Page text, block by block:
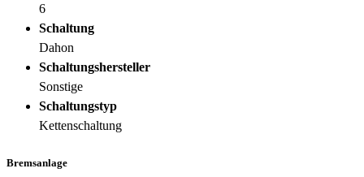
6
Schaltung
Dahon
Schaltungshersteller
Sonstige
Schaltungstyp
Kettenschaltung
Bremsanlage